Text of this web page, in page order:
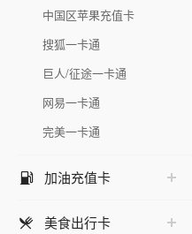
中国区苹果充值卡
搜狐一卡通
巨人/征途一卡通
网易一卡通
完美一卡通
 加油充值卡
 美食出行卡